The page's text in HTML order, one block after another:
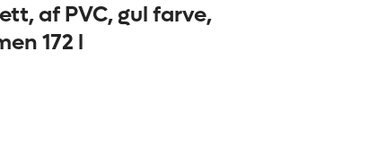
af PVC, gul farve,
172 l